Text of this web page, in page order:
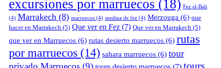
excursiones por marruecos (18) Fez el-Bali
(4) Marrakech (8) marruecos (4) medina de fez (4) Merzouga (6) que
hacer en Marrakech (5) Que ver en Fez (7) Que ver en Marrakech (5)
que ver en Marruecos (6) rutas desierto marruecos (6) rutas
por marruecos (14) sahara marruecos (6) tour